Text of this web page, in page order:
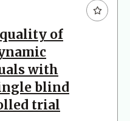
of
with
blind
trial